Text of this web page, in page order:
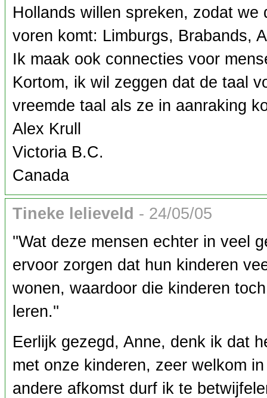
Hollands willen spreken, zodat
voren komt: Limburgs, Brabands,
Ik maak ook connecties voor
Kortom, ik wil zeggen dat de taal
vreemde taal als ze in aanraking
Alex Krull
Victoria B.C.
Canada
Tineke lelieveld - 24/05/05
''Wat deze mensen echter in veel
ervoor zorgen dat hun kinderen
wonen, waardoor die kinderen
leren.''
Eerlijk gezegd, Anne, denk ik dat
met onze kinderen, zeer welkom
andere afkomst durf ik te